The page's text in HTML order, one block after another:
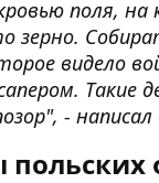
поля, на
зерно.
видело
Такие
- написал